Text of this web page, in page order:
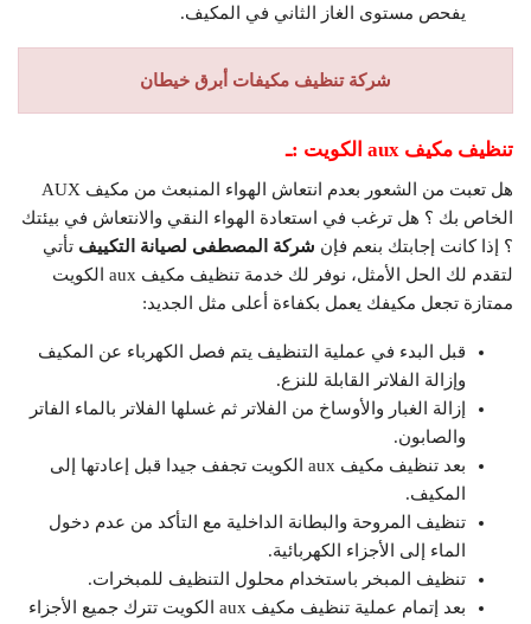
يفحص مستوى الغاز الثاني في المكيف.
شركة تنظيف مكيفات أبرق خيطان
تنظيف مكيف aux الكويت :ـ
هل تعبت من الشعور بعدم انتعاش الهواء المنبعث من مكيف AUX
الخاص بك ؟ هل ترغب في استعادة الهواء النقي والانتعاش في بيئتك
؟ إذا كانت إجابتك بنعم فإن شركة المصطفى لصيانة التكييف تأتي
لتقدم لك الحل الأمثل، نوفر لك خدمة تنظيف مكيف aux الكويت
ممتازة تجعل مكيفك يعمل بكفاءة أعلى مثل الجديد:
قبل البدء في عملية التنظيف يتم فصل الكهرباء عن المكيف
وإزالة الفلاتر القابلة للنزع.
إزالة الغبار والأوساخ من الفلاتر ثم غسلها الفلاتر بالماء الفاتر
والصابون.
بعد تنظيف مكيف aux الكويت تجفف جيدا قبل إعادتها إلى
المكيف.
تنظيف المروحة والبطانة الداخلية مع التأكد من عدم دخول
الماء إلى الأجزاء الكهربائية.
تنظيف المبخر باستخدام محلول التنظيف للمبخرات.
بعد إتمام عملية تنظيف مكيف aux الكويت تترك جميع الأجزاء